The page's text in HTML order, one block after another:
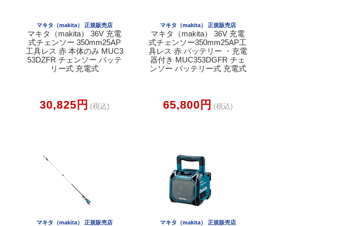
マキタ（makita） 正規販売店
マキタ（makita） 36V 充電
式チェンソー 350mm25AP
工具レス 赤 本体のみ MUC3
53DZFR チェンソー バッテ
リー式 充電式
30,825円 (税込)
マキタ（makita） 正規販売店
マキタ（makita） 36V 充電
式チェンソー350mm25AP工
具レス 赤 バッテリー ・充電
器付き MUC353DGFR チェ
ンソー バッテリー式 充電式
65,800円 (税込)
マキタ（makita） 正規販売店 マキタ（makita） 正規販売店